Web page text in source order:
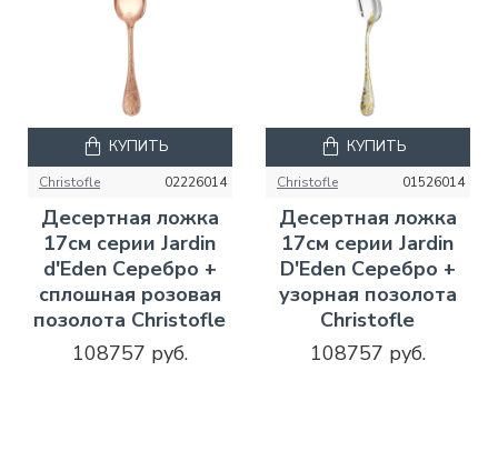
Christofle 02226014
Десертная ложка
17см серии Jardin
d'Eden Серебро +
сплошная розовая
позолота Christofle
108757 руб.
КУПИТЬ
Christofle 01526014
Десертная ложка
17см серии Jardin
D'Eden Серебро +
узорная позолота
Christofle
108757 руб.
КУПИТЬ